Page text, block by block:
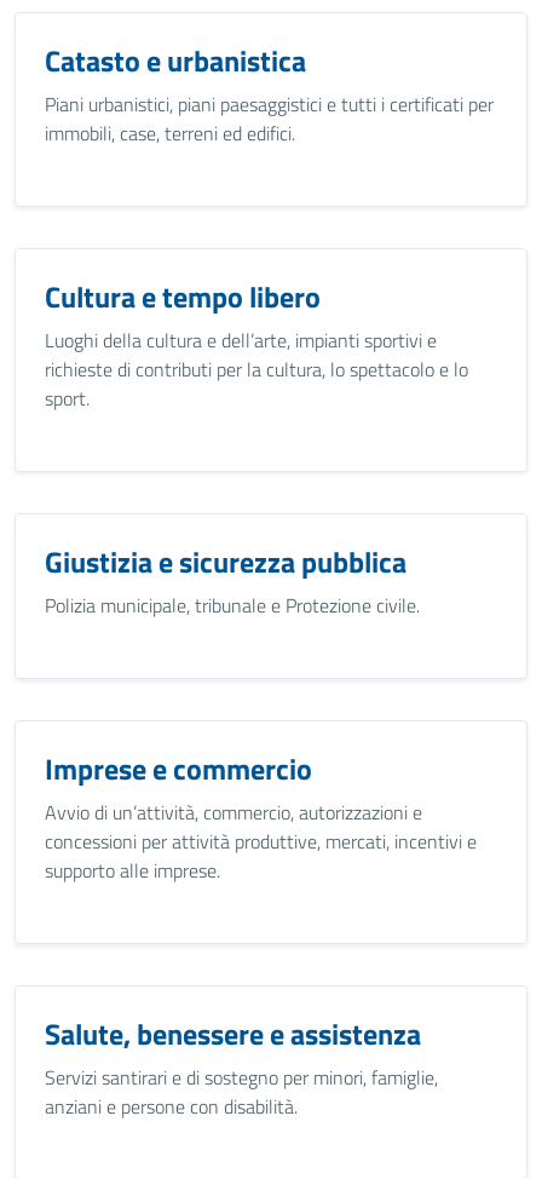
Catasto e urbanistica
Piani urbanistici, piani paesaggistici e tutti i certificati per
immobili, case, terreni ed edifici.
Cultura e tempo libero
Luoghi della cultura e dell’arte, impianti sportivi e
richieste di contributi per la cultura, lo spettacolo e lo
sport.
Giustizia e sicurezza pubblica
Polizia municipale, tribunale e Protezione civile.
Imprese e commercio
Avvio di un’attività, commercio, autorizzazioni e
concessioni per attività produttive, mercati, incentivi e
supporto alle imprese.
Salute, benessere e assistenza
Servizi santirari e di sostegno per minori, famiglie,
anziani e persone con disabilità.